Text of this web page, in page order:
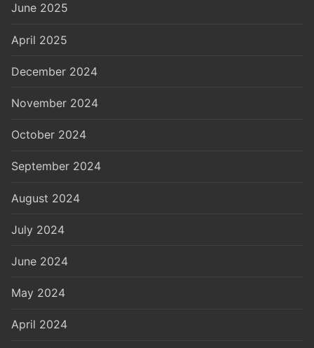
June 2025
April 2025
December 2024
November 2024
October 2024
September 2024
August 2024
July 2024
June 2024
May 2024
April 2024